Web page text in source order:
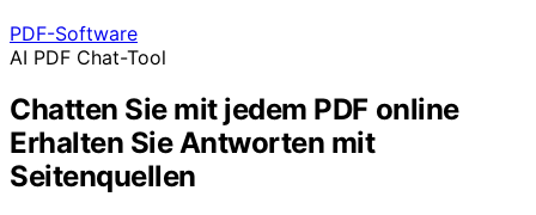
PDF-Software
AI PDF Chat-Tool
Chatten Sie mit jedem PDF online
Erhalten Sie Antworten mit
Seitenquellen